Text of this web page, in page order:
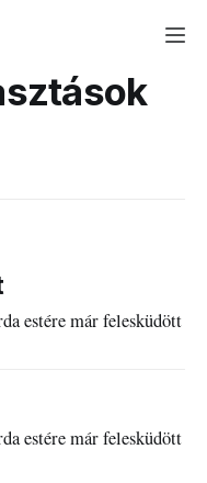
estére már felesküdött
estére már felesküdött